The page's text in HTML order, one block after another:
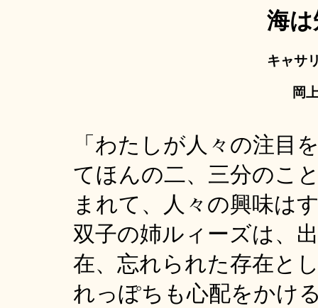
海
キャサ
岡
「わたしが人々の注目
てほんの二、三分のこ
まれて、人々の興味は
双子の姉ルィーズは、
在、忘れられた存在と
れっぽちも心配をかけ